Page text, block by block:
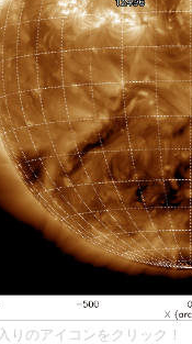
りのアイコンをクリック！